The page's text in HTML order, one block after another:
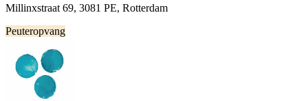
Millinxstraat 69, 3081 PE, Rotterdam
Peuteropvang